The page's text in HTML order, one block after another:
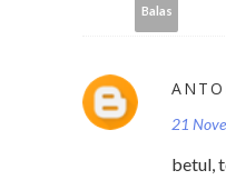
Balas
21
betul,